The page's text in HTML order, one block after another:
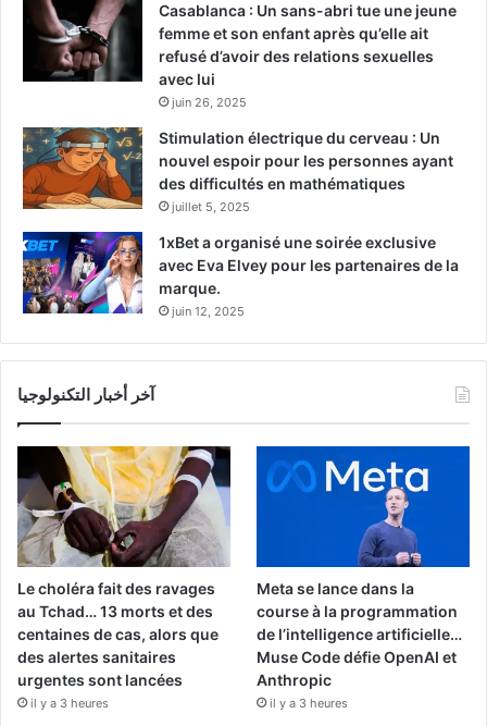
Casablanca : Un sans-abri tue une jeune
femme et son enfant après qu’elle ait
refusé d’avoir des relations sexuelles
avec lui
juin 26, 2025
Stimulation électrique du cerveau : Un
nouvel espoir pour les personnes ayant
des difficultés en mathématiques
juillet 5, 2025
1xBet a organisé une soirée exclusive
avec Eva Elvey pour les partenaires de la
marque.
juin 12, 2025
آخر أخبار التكنولوجيا
Le choléra fait des ravages
au Tchad… 13 morts et des
centaines de cas, alors que
des alertes sanitaires
urgentes sont lancées
il y a 3 heures
Meta se lance dans la
course à la programmation
de l’intelligence artificielle…
Muse Code défie OpenAI et
Anthropic
il y a 3 heures